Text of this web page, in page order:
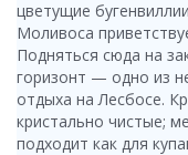
цветущие
Моливоса
Подняться сюда на
горизонт — одно из
отдыха на Лесбосе.
кристально чистые;
подходит как для